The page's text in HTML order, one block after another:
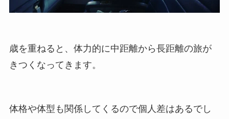
歳を重ねると、体力的に中距離から長距離の旅が
きつくなってきます。
体格や体型も関係してくるので個人差はあるでし